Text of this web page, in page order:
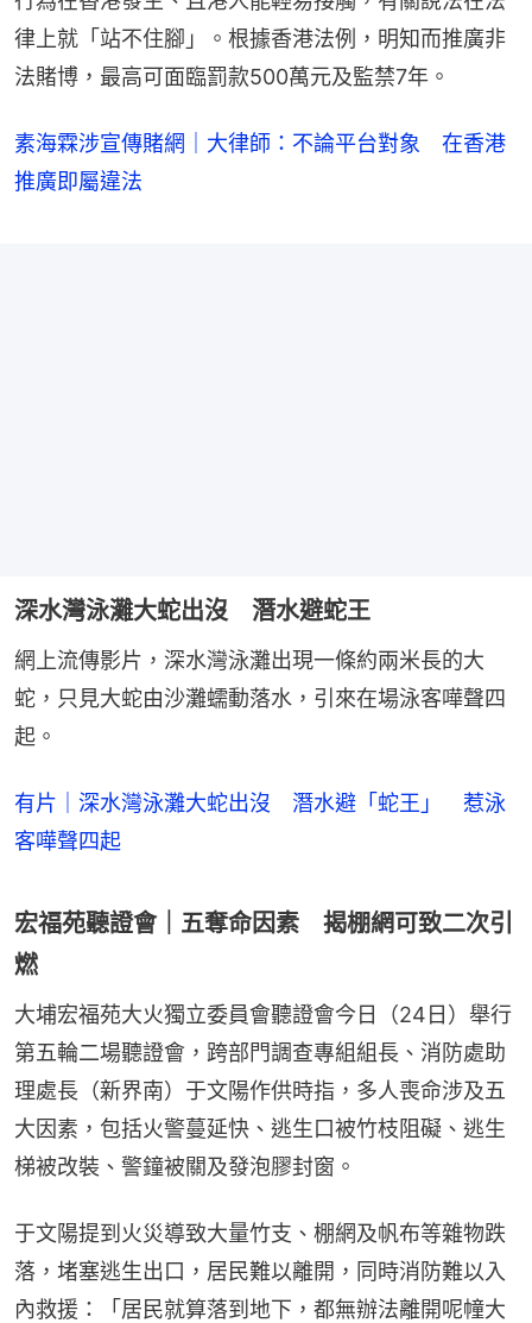
律上就「站不住腳」。根據香港法例，明知而推廣非
法賭博，最高可面臨罰款500萬元及監禁7年。
素海霖涉宣傳賭網｜大律師：不論平台對象 在香港
推廣即屬違法
深水灣泳灘大蛇出沒 潛水避蛇王
網上流傳影片，深水灣泳灘出現一條約兩米長的大
蛇，只見大蛇由沙灘蠕動落水，引來在場泳客嘩聲四
起。
有片｜深水灣泳灘大蛇出沒 潛水避「蛇王」 惹泳
客嘩聲四起
宏福苑聽證會｜五奪命因素 揭棚網可致二次引
燃
大埔宏福苑大火獨立委員會聽證會今日（24日）舉行
第五輪二場聽證會，跨部門調查專組組長、消防處助
理處長（新界南）于文陽作供時指，多人喪命涉及五
大因素，包括火警蔓延快、逃生口被竹枝阻礙、逃生
梯被改裝、警鐘被關及發泡膠封窗。
于文陽提到火災導致大量竹支、棚網及帆布等雜物跌
落，堵塞逃生出口，居民難以離開，同時消防難以入
內救援：「居民就算落到地下，都無辦法離開呢幢大